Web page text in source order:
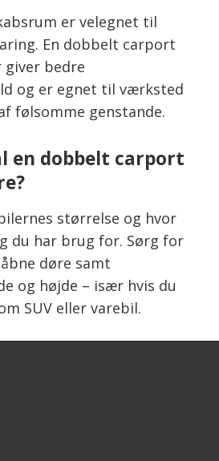
er velegnet til
En dobbelt carport
giver bedre
og er egnet til værksted
følsomme genstande.
en dobbelt carport
størrelse og hvor
du har brug for. Sørg for
døre samt
og højde – især hvis du
SUV eller varebil.